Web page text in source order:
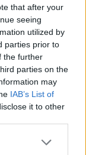
that after your
seeing
utilized by
parties prior to
the further
parties on the
may
IAB’s List of
it to other
more Google
rajta
Doodle-
el.
a What
It Takes.
tőle,